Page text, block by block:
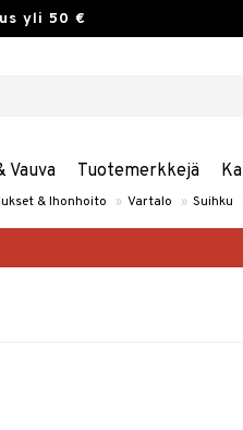
yli 50 €
Vauva Tuotemerkkejä
& Ihonhoito » Vartalo » Suihku